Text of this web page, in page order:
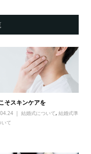
そスキンケアを
結婚式について,結婚式準
いて